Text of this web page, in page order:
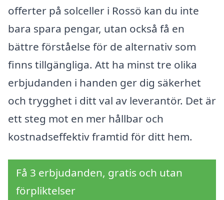
offerter på solceller i Rossö kan du inte
bara spara pengar, utan också få en
bättre förståelse för de alternativ som
finns tillgängliga. Att ha minst tre olika
erbjudanden i handen ger dig säkerhet
och trygghet i ditt val av leverantör. Det är
ett steg mot en mer hållbar och
kostnadseffektiv framtid för ditt hem.
Få 3 erbjudanden, gratis och utan
förpliktelser